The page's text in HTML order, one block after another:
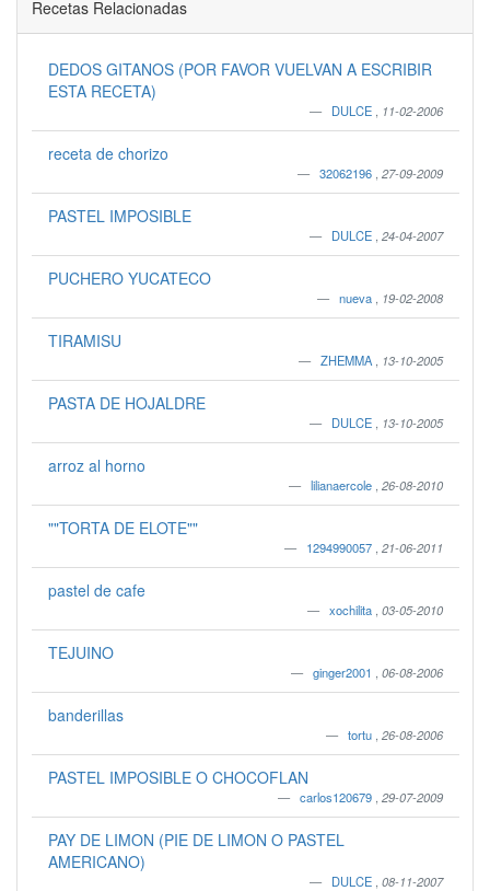
Recetas Relacionadas
DEDOS GITANOS (POR FAVOR VUELVAN A ESCRIBIR
ESTA RECETA)
DULCE 11-02-2006
receta de chorizo
32062196 27-09-2009
PASTEL IMPOSIBLE
DULCE 24-04-2007
PUCHERO YUCATECO
nueva 19-02-2008
TIRAMISU
ZHEMMA 13-10-2005
PASTA DE HOJALDRE
DULCE 13-10-2005
arroz al horno
lilianaercole 26-08-2010
""TORTA DE ELOTE""
1294990057 21-06-2011
pastel de cafe
xochilita 03-05-2010
TEJUINO
ginger2001 06-08-2006
banderillas
tortu 26-08-2006
PASTEL IMPOSIBLE O CHOCOFLAN
carlos120679 29-07-2009
PAY DE LIMON (PIE DE LIMON O PASTEL
AMERICANO)
DULCE 08-11-2007